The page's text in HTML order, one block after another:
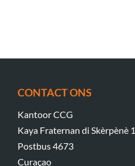
CONTACT ONS
Kantoor CCG
Kaya Fraternan di Skèrpènè 1
Postbus 4673
Curaçao